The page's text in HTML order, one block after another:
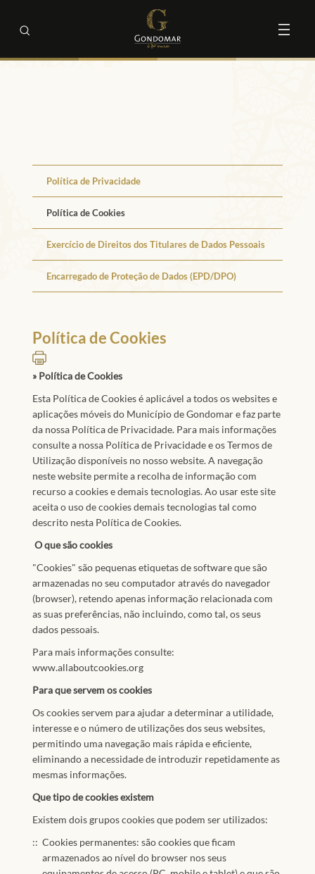
Política de Privacidade
Política de Cookies
Exercício de Direitos dos Titulares de Dados Pessoais
Encarregado de Proteção de Dados (EPD/DPO)
Política de Cookies
» Política de Cookies
Esta Política de Cookies é aplicável a todos os websites e
aplicações móveis do Município de Gondomar e faz parte
da nossa Política de Privacidade. Para mais informações
consulte a nossa Política de Privacidade e os Termos de
Utilização disponíveis no nosso website. A navegação
neste website permite a recolha de informação com
recurso a cookies e demais tecnologias. Ao usar este site
aceita o uso de cookies demais tecnologias tal como
descrito nesta Política de Cookies.
O que são cookies
"Cookies" são pequenas etiquetas de software que são
armazenadas no seu computador através do navegador
(browser), retendo apenas informação relacionada com
as suas preferências, não incluindo, como tal, os seus
dados pessoais.
Para mais informações consulte:
www.allaboutcookies.org
Para que servem os cookies
Os cookies servem para ajudar a determinar a utilidade,
interesse e o número de utilizações dos seus websites,
permitindo uma navegação mais rápida e eficiente,
eliminando a necessidade de introduzir repetidamente as
mesmas informações.
Que tipo de cookies existem
Existem dois grupos cookies que podem ser utilizados:
Cookies permanentes: são cookies que ficam
armazenados ao nível do browser nos seus